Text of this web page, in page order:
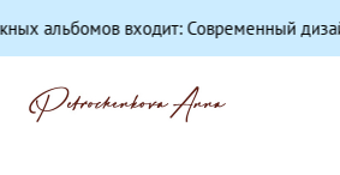
Современный дизайн,